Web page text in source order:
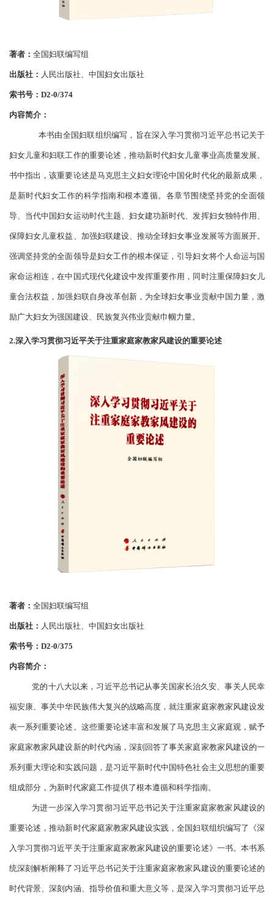
著者： 全国妇联编写组
出版社： 人民出版社、中国妇女出版社
索书号： D2-0/374
内容简介：
本书由全国妇联组织编写，旨在深入学习贯彻习近平总书记关于
妇女儿童和妇联工作的重要论述，推动新时代妇女儿童事业高质量发展。
书中指出，该重要论述是马克思主义妇女理论中国化时代化的最新成果，
是新时代妇女工作的科学指南和根本遵循。各章节围绕坚持党的全面领
导、当代中国妇女运动时代主题、妇女建功新时代、发挥妇女独特作用、
保障妇女儿童权益、加强妇联建设、推动全球妇女事业发展等方面展开。
强调坚持党的全面领导是妇女工作的根本保证，引导妇女将个人命运与国
家命运相连，在中国式现代化建设中发挥重要作用，同时注重保障妇女儿
童合法权益，加强妇联自身改革创新，为全球妇女事业贡献中国力量，激
励广大妇女为强国建设、民族复兴伟业贡献巾帼力量。
2.深入学习贯彻习近平关于注重家庭家教家风建设的重要论述
著者： 全国妇联编写组
出版社： 人民出版社、中国妇女出版社
索书号： D2-0/375
内容简介：
党的十八大以来，习近平总书记从事关国家长治久安、事关人民幸
福安康、事关中华民族伟大复兴的战略高度，就注重家庭家教家风建设发
表一系列重要论述。这些重要论述丰富和发展了马克思主义家庭观，赋予
家庭家教家风建设新的时代内涵，深刻回答了事关家庭家教家风建设的一
系列重大理论和实践问题，是习近平新时代中国特色社会主义思想的重要
组成部分，为新时代家庭工作提供了根本遵循和科学指南。
为进一步深入学习贯彻习近平总书记关于注重家庭家教家风建设的
重要论述，推动新时代家庭家教家风建设实践，全国妇联组织编写了《深
入学习贯彻习近平关于注重家庭家教家风建设的重要论述》一书。本书系
统深刻解析阐释了习近平总书记关于注重家庭家教家风建设的重要论述的
时代背景、深刻内涵、指导价值和重大意义等，是深入学习贯彻习近平总